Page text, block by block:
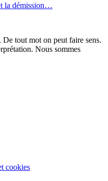
la démission…
tout mot on peut faire sens.
Nous sommes
cookies